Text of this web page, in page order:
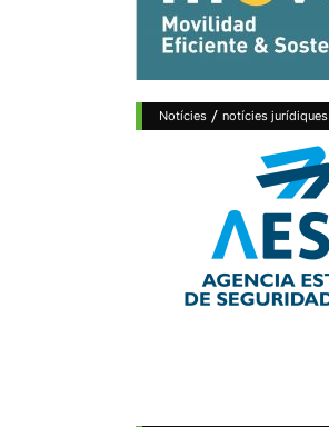
Notícies / notícies jurídiques